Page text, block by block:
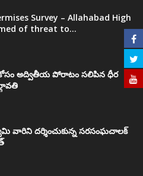
Survey – Allahabad High
of threat to...
అద్వితీయ పోరాటం సలిపిన ధీర
వారిని దర్శించుకున్న సరసంఘచాలక్